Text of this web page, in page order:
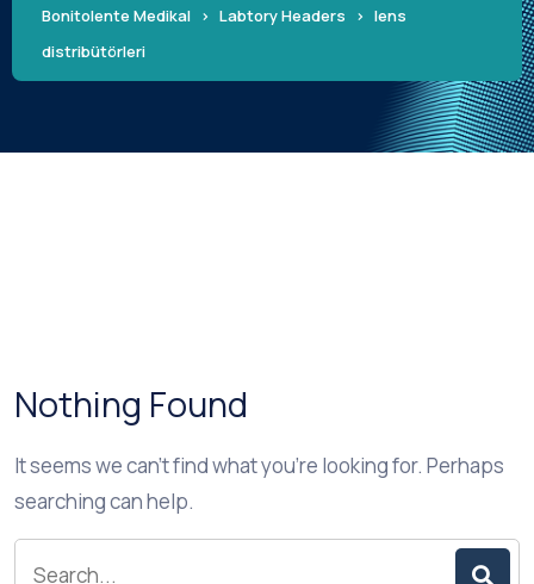
Bonitolente Medikal > Labtory Headers > lens
distribütörleri
Nothing Found
It seems we can’t find what you’re looking for. Perhaps
searching can help.